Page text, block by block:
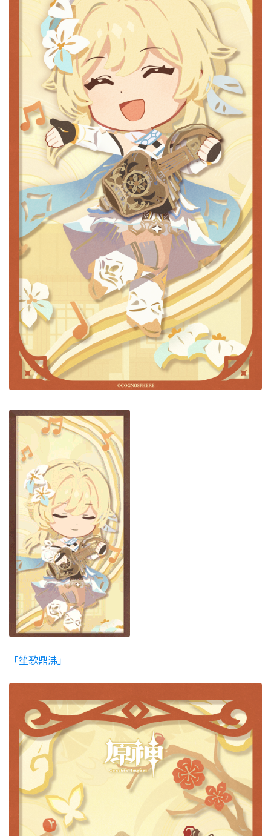
「笙歌鼎沸」